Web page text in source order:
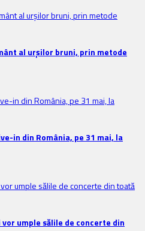
al urșilor bruni, prin metode
in din România, pe 31 mai, la
umple sălile de concerte din